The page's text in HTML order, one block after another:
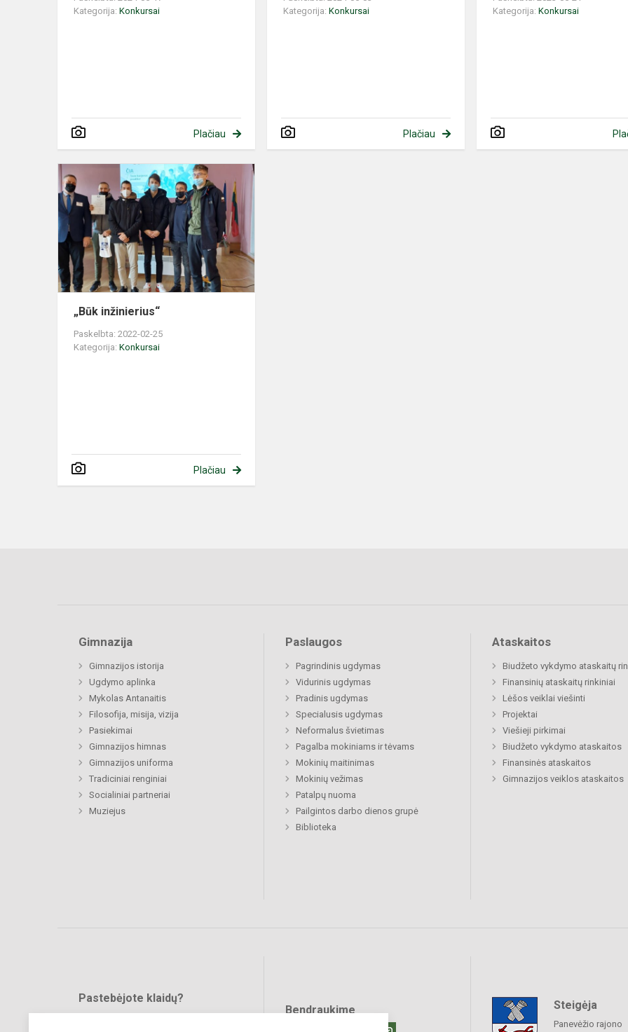
Kategorija: Konkursai
Plačiau
Kategorija:Konkursai
Plačiau
Kategorija:Konkursai
„Būk
„Būk inžinierius“
Paskelbta: 2022-02-25
Kategorija: Konkursai
Plačiau
Gimnazija
Gimnazijos istorija
Ugdymo aplinka
Mykolas Antanaitis
Filosofija, misija, vizija
Pasiekimai
Gimnazijos himnas
Gimnazijos uniforma
Tradiciniai renginiai
Socialiniai partneriai
Muziejus
Paslaugos
Pagrindinis ugdymas
Vidurinis ugdymas
Pradinis ugdymas
Specialusis ugdymas
Neformalus švietimas
Pagalba mokiniams ir tėvams
Mokinių maitinimas
Mokinių vežimas
Patalpų nuoma
Pailgintos darbo dienos grupė
Biblioteka
Ataskaitos
Biudžeto vykdymo ataskaitų
Finansinių ataskaitų rinkiniai
Lėšos veiklai viešinti
Projektai
Viešieji pirkimai
Biudžeto vykdymo ataskaitos
Finansinės ataskaitos
Gimnazijos veiklos ataskaitos
Pastebėjote klaidų?
Bendraukime Steigėja
Panevėžio rajono